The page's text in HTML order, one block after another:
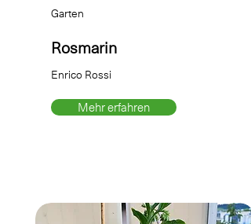
Garten
Rosmarin
Enrico Rossi
Mehr erfahren